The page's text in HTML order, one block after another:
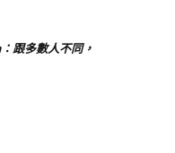
跟多數人不同，